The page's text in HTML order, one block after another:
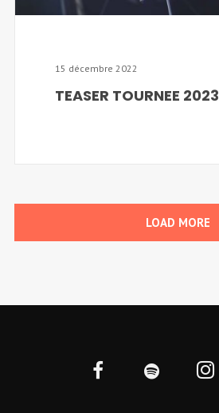
15 décembre 2022
TEASER TOURNEE 2023
LOAD MORE